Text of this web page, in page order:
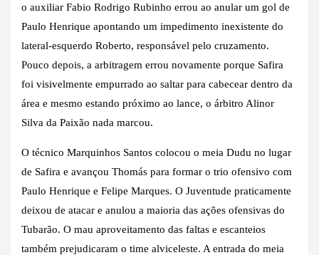
o auxiliar Fabio Rodrigo Rubinho errou ao anular um gol de
Paulo Henrique apontando um impedimento inexistente do
lateral-esquerdo Roberto, responsável pelo cruzamento.
Pouco depois, a arbitragem errou novamente porque Safira
foi visivelmente empurrado ao saltar para cabecear dentro da
área e mesmo estando próximo ao lance, o árbitro Alinor
Silva da Paixão nada marcou.
O técnico Marquinhos Santos colocou o meia Dudu no lugar
de Safira e avançou Thomás para formar o trio ofensivo com
Paulo Henrique e Felipe Marques. O Juventude praticamente
deixou de atacar e anulou a maioria das ações ofensivas do
Tubarão. O mau aproveitamento das faltas e escanteios
também prejudicaram o time alviceleste. A entrada do meia